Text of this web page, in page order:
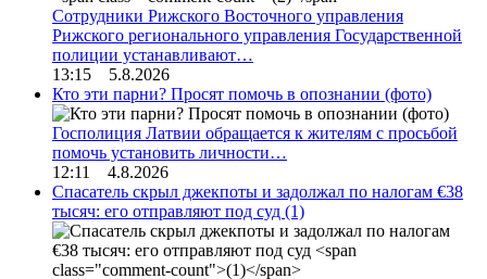
Сотрудники Рижского Восточного управления
Рижского регионального управления Государственной
полиции устанавливают…
13:15 5.8.2026
Кто эти парни? Просят помочь в опознании (фото)
Госполиция Латвии обращается к жителям с просьбой
помочь установить личности…
12:11 4.8.2026
Спасатель скрыл джекпоты и задолжал по налогам €38
тысяч: его отправляют под суд (1)